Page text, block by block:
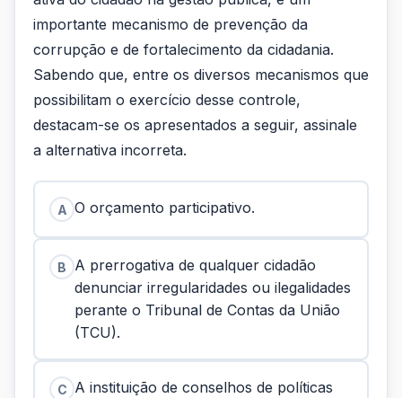
importante mecanismo de prevenção da
corrupção e de fortalecimento da cidadania.
Sabendo que, entre os diversos mecanismos que
possibilitam o exercício desse controle,
destacam-se os apresentados a seguir, assinale
a alternativa incorreta.
A O orçamento participativo.
B
A prerrogativa de qualquer cidadão
denunciar irregularidades ou ilegalidades
perante o Tribunal de Contas da União
(TCU).
C A instituição de conselhos de políticas